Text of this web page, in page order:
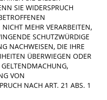
SIE WIDERSPRUCH
MEHR VERARBEITEN,
SCHUTZWÜRDIGE
NACHWEISEN, DIE IHRE
ÜBERWIEGEN ODER
VON
NACH ART. 21 ABS. 1